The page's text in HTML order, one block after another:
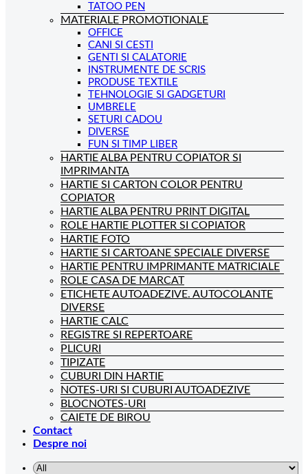
TATOO PEN
MATERIALE PROMOTIONALE
OFFICE
CANI SI CESTI
GENTI SI CALATORIE
INSTRUMENTE DE SCRIS
PRODUSE TEXTILE
TEHNOLOGIE SI GADGETURI
UMBRELE
SETURI CADOU
DIVERSE
FUN SI TIMP LIBER
HARTIE ALBA PENTRU COPIATOR SI
IMPRIMANTA
HARTIE SI CARTON COLOR PENTRU
COPIATOR
HARTIE ALBA PENTRU PRINT DIGITAL
ROLE HARTIE PLOTTER SI COPIATOR
HARTIE FOTO
HARTIE SI CARTOANE SPECIALE DIVERSE
HARTIE PENTRU IMPRIMANTE MATRICIALE
ROLE CASA DE MARCAT
ETICHETE AUTOADEZIVE. AUTOCOLANTE
DIVERSE
HARTIE CALC
REGISTRE SI REPERTOARE
PLICURI
TIPIZATE
CUBURI DIN HARTIE
NOTES-URI SI CUBURI AUTOADEZIVE
BLOCNOTES-URI
CAIETE DE BIROU
Contact
Despre noi